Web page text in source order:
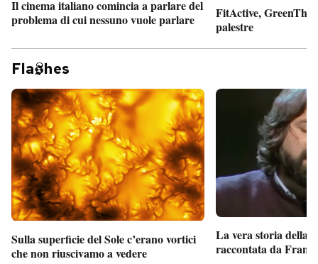
Il cinema italiano comincia a parlare del
problema di cui nessuno vuole parlare
FitActive,
palestre
Fla hes
Sulla superficie del Sole c’erano vortici
che non riuscivamo a vedere
La vera storia della
raccontata da